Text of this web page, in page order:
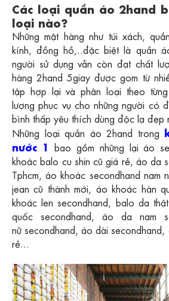
Các loại quần áo 2hand
loại nào?
Những mặt hàng như túi xách,
kính, đồng hồ,..đặc biệt là quần
người sử dụng vẫn còn đạt chất
hàng 2hand 5giay được gom từ
tập hợp lại và phân loại theo
lượng phục vụ cho những người có
bình thấp yêu thích dùng độc lạ đẹp
Những loại quần áo 2hand trong
nước 1
bao gồm những lại áo
khoác balo cu shin cũ giá rẻ, áo da
Tphcm, áo khoác secondhand
jean cũ thành mới, áo khoác hàn
khoác len secondhand, balo da
quốc secondhand, áo da nam
nữ secondhand, áo dài secondhand,
rẻ...